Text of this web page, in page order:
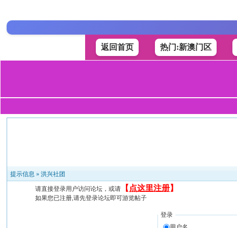
返回首页 热门:新澳门区
提示信息 »洪兴社团
请直接登录用户访问论坛，或请 【 点这里注册】
如果您已注册,请先登录论坛即可游览帖子
登录